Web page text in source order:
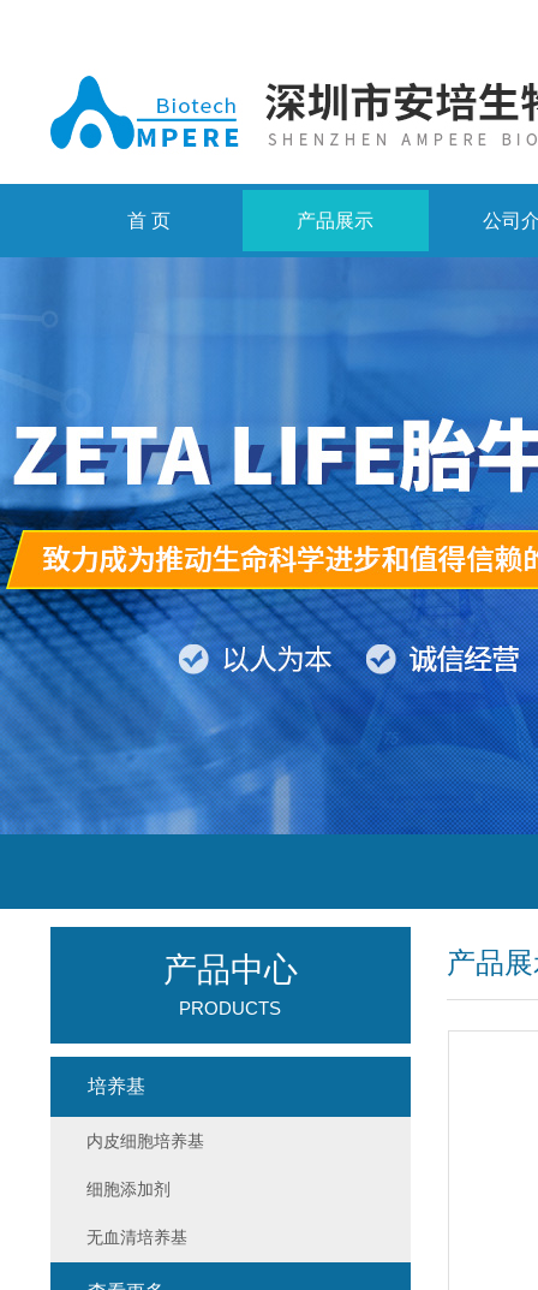
首 页 产品展示 公司
产品
产品中心
PRODUCTS
培养基
内皮细胞培养基
细胞添加剂
无血清培养基